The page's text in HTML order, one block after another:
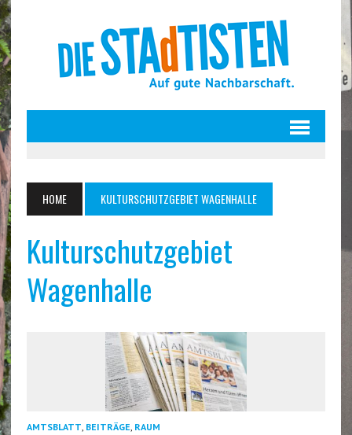
HOME KULTURSCHUTZGEBIET WAGENHALLE
Kulturschutzgebiet
Wagenhalle
AMTSBLATT, BEITRÄGE, RAUM